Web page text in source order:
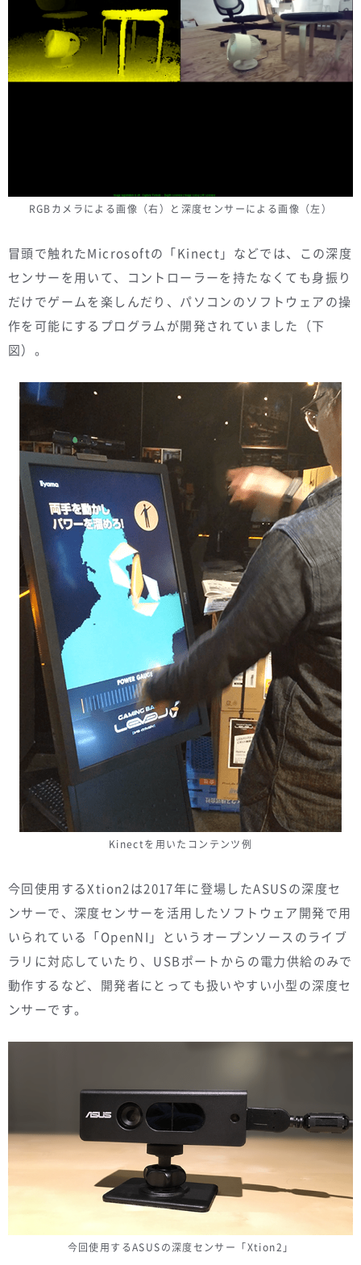
RGBカメラによる画像（右）と深度センサーによる画像（左）
冒頭で触れたMicrosoftの「Kinect」などでは、この深度
センサーを用いて、コントローラーを持たなくても身振り
だけでゲームを楽しんだり、パソコンのソフトウェアの操
作を可能にするプログラムが開発されていました（下
図）。
Kinectを用いたコンテンツ例
今回使用するXtion2は2017年に登場したASUSの深度セ
ンサーで、深度センサーを活用したソフトウェア開発で用
いられている「OpenNI」というオープンソースのライブ
ラリに対応していたり、USBポートからの電力供給のみで
動作するなど、開発者にとっても扱いやすい小型の深度セ
ンサーです。
今回使用するASUSの深度センサー「Xtion2」